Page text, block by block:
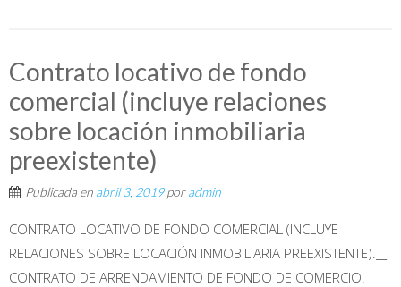
Contrato locativo de fondo
comercial (incluye relaciones
sobre locación inmobiliaria
preexistente)
Publicada en abril 3, 2019poradmin
CONTRATO LOCATIVO DE FONDO COMERCIAL (INCLUYE
RELACIONES SOBRE LOCACIÓN INMOBILIARIA PREEXISTENTE).__
CONTRATO DE ARRENDAMIENTO DE FONDO DE COMERCIO.